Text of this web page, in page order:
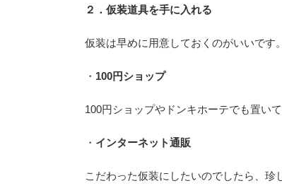
２．仮装道具を手に入れる
仮装は早めに用意しておくのがいいです。
・ 100円ショップ
100円ショップやドンキホーテでも置い
・ インターネット通販
こだわった仮装にしたいのでしたら、珍